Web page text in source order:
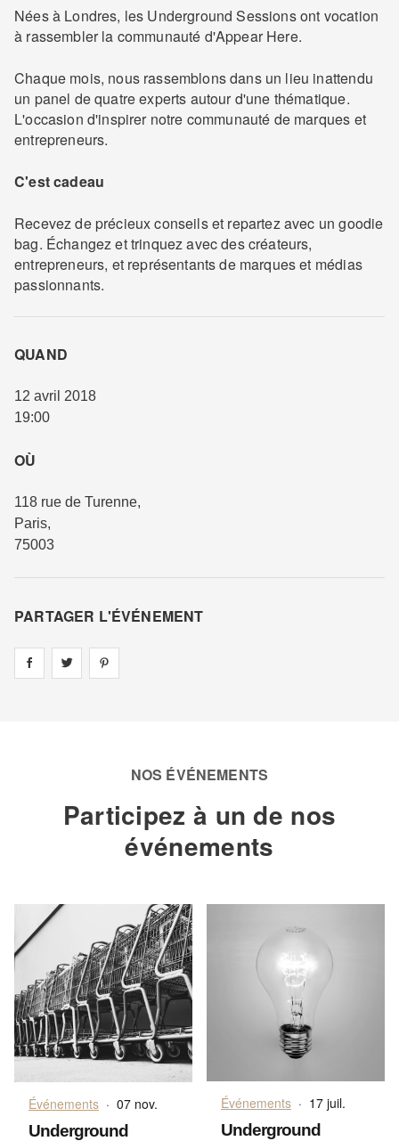
Nées à Londres, les Underground Sessions ont vocation
à rassembler la communauté d'Appear Here.
Chaque mois, nous rassemblons dans un lieu inattendu
un panel de quatre experts autour d'une thématique.
L'occasion d'inspirer notre communauté de marques et
entrepreneurs.
C'est cadeau
Recevez de précieux conseils et repartez avec un goodie
bag. Échangez et trinquez avec des créateurs,
entrepreneurs, et représentants de marques et médias
passionnants.
QUAND
12 avril 2018
19:00
OÙ
118 rue de Turenne,
Paris,
75003
PARTAGER L'ÉVÉNEMENT
Share on facebook
Share on
NOS ÉVÉNEMENTS
Participez à un de nos
événements
Événements · 07 nov.
Underground
Événements · 17 juil.
Underground